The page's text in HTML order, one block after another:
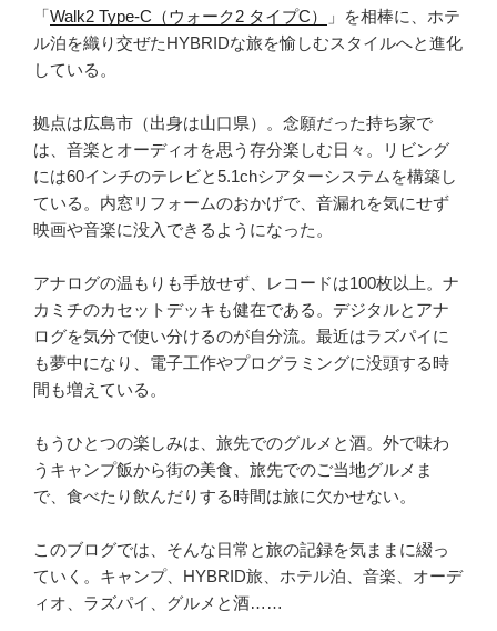
「Walk2 Type‑C（ウォーク2 タイプC）
」を相棒に、ホテ
ル泊を織り交ぜたHYBRIDな旅を愉しむスタイルへと進化
している。
拠点は広島市（出身は山口県）。念願だった持ち家で
は、音楽とオーディオを思う存分楽しむ日々。リビング
には60インチのテレビと5.1chシアターシステムを構築し
ている。内窓リフォームのおかげで、音漏れを気にせず
映画や音楽に没入できるようになった。
アナログの温もりも手放せず、レコードは100枚以上。ナ
カミチのカセットデッキも健在である。デジタルとアナ
ログを気分で使い分けるのが自分流。最近はラズパイに
も夢中になり、電子工作やプログラミングに没頭する時
間も増えている。
もうひとつの楽しみは、旅先でのグルメと酒。外で味わ
うキャンプ飯から街の美食、旅先でのご当地グルメま
で、食べたり飲んだりする時間は旅に欠かせない。
このブログでは、そんな日常と旅の記録を気ままに綴っ
ていく。キャンプ、HYBRID旅、ホテル泊、音楽、オーデ
ィオ、ラズパイ、グルメと酒……